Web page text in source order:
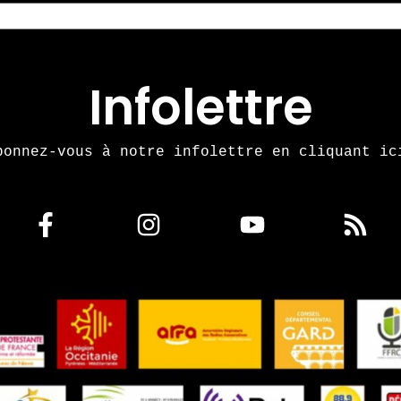
Infolettre
vous à notre infolettre en cliquant